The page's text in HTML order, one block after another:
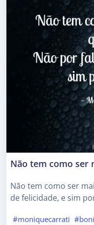
Não tem como ser
Não tem como ser
de felicidade, e sim
#moniquecarrati